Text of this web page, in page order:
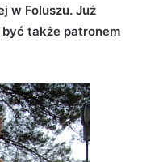
w Foluszu. Już
być także patronem